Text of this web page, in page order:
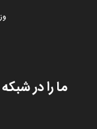
ما را در